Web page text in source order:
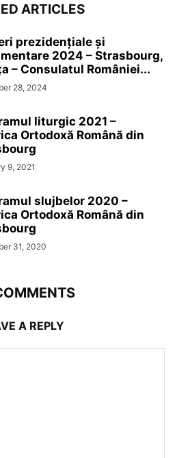
ARTICLES
prezidențiale și
2024 – Strasbourg,
– Consulatul României...
28, 2024
liturgic 2021 –
Ortodoxă Română din
9, 2021
slujbelor 2020 –
Ortodoxă Română din
31, 2020
A REPLY